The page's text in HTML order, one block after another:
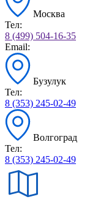
Москва
Тел:
8 (499) 504-16-35
Email:
Бузулук
Тел:
8 (353) 245-02-49
Волгоград
Тел:
8 (353) 245-02-49